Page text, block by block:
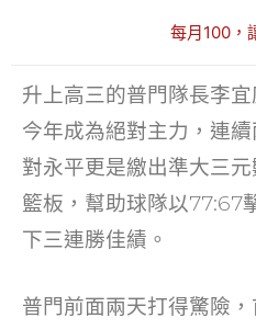
e
b
o
o
k
itt
er
ai
l
每月100，
升上高三的普門隊長李
今年成為絕對主力，連
對永平更是繳出準大三元
籃板，幫助球隊以77:67
下三連勝佳績。
普門前面兩天打得驚險